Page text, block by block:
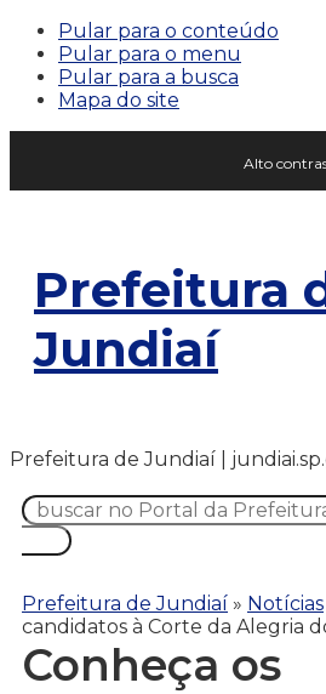
Pular para o conteúdo
Pular para o menu
Pular para a busca
Mapa do site
Alto
Prefeitura
Jundiaí
Prefeitura de Jundiaí |
Prefeitura de Jundiaí » Notícias
candidatos à Corte da Alegria
Conheça os